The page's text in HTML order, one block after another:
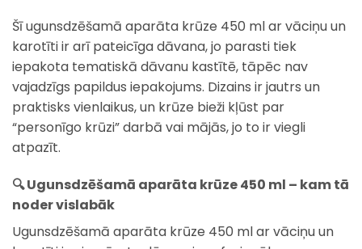
Šī ugunsdzēšamā aparāta krūze 450 ml ar vāciņu un
karotīti ir arī pateicīga dāvana, jo parasti tiek
iepakota tematiskā dāvanu kastītē, tāpēc nav
vajadzīgs papildus iepakojums. Dizains ir jautrs un
praktisks vienlaikus, un krūze bieži kļūst par
“personīgo krūzi” darbā vai mājās, jo to ir viegli
atpazīt.
🔍 Ugunsdzēšamā aparāta krūze 450 ml – kam tā
noder vislabāk
Ugunsdzēšamā aparāta krūze 450 ml ar vāciņu un